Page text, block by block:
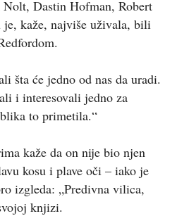
Dastin Hofman, Robert
kaže, najviše uživala, bili
šta će jedno od nas da uradi.
i interesovali jedno za
to primetila.“
kaže da on nije bio njen
kosu i plave oči – iako je
izgleda: „Predivna vilica,
knjizi.